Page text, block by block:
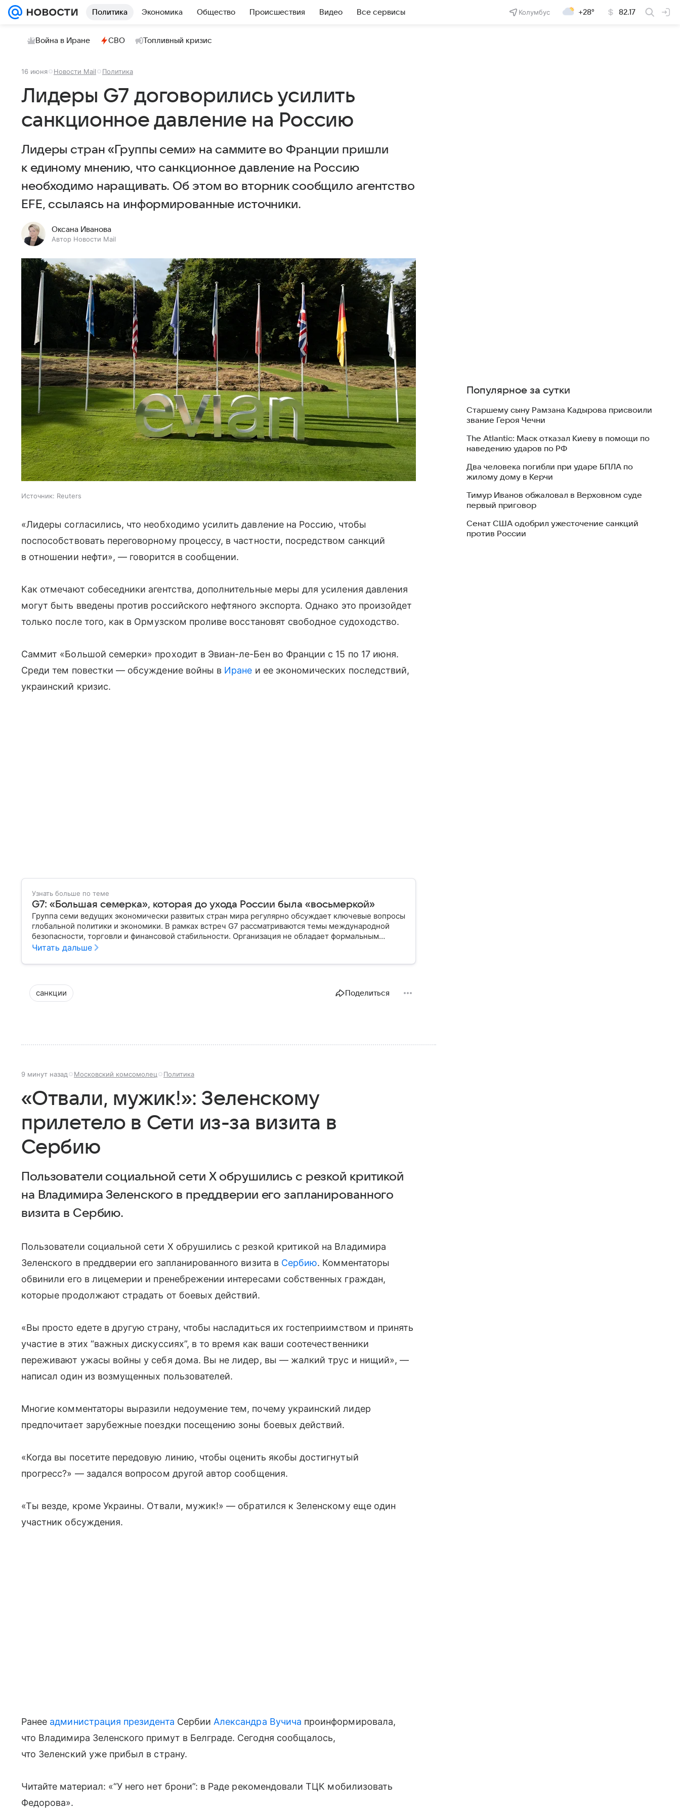
Политика Экономика Общество Происшествия Видео Все сервисы Колумбус +28° 82.17
Война в Иране СВО Топливный кризис
16 июня Новости Mail Политика
Лидеры G7 договорились усилить
санкционное давление на Россию
Лидеры стран «Группы семи» на саммите во Франции пришли
к единому мнению, что санкционное давление на Россию
необходимо наращивать. Об этом во вторник сообщило агентство
EFE, ссылаясь на информированные источники.
Оксана Иванова
Автор Новости Mail
Источник: Reuters
«Лидеры согласились, что необходимо усилить давление на Россию, чтобы
поспособствовать переговорному процессу, в частности, посредством санкций
в отношении нефти», — говорится в сообщении.
Как отмечают собеседники агентства, дополнительные меры для усиления давления
могут быть введены против российского нефтяного экспорта. Однако это произойдет
только после того, как в Ормузском проливе восстановят свободное судоходство.
Саммит «Большой семерки» проходит в Эвиан-ле-Бен во Франции с 15 по 17 июня.
Среди тем повестки — обсуждение войны в Иране и ее экономических последствий,
украинский кризис.
Узнать больше по теме
G7: «Большая семерка», которая до ухода России была «восьмеркой»
Группа семи ведущих экономически развитых стран мира регулярно обсуждает ключевые вопросы
глобальной политики и экономики. В рамках встреч G7 рассматриваются темы международной
безопасности, торговли и финансовой стабильности. Организация не обладает формальным
статусом, но ее решения оказывают влияние на мировые процессы.
Читать дальше
санкции Поделиться
9 минут назад Московский комсомолец Политика
«Отвали, мужик!»: Зеленскому
прилетело в Сети из-за визита в
Сербию
Пользователи социальной сети X обрушились с резкой критикой
на Владимира Зеленского в преддверии его запланированного
визита в Сербию.
Пользователи социальной сети X обрушились с резкой критикой на Владимира
Зеленского в преддверии его запланированного визита в Сербию. Комментаторы
обвинили его в лицемерии и пренебрежении интересами собственных граждан,
которые продолжают страдать от боевых действий.
«Вы просто едете в другую страну, чтобы насладиться их гостеприимством и принять
участие в этих “важных дискуссиях”, в то время как ваши соотечественники
переживают ужасы войны у себя дома. Вы не лидер, вы — жалкий трус и нищий», —
написал один из возмущенных пользователей.
Многие комментаторы выразили недоумение тем, почему украинский лидер
предпочитает зарубежные поездки посещению зоны боевых действий.
«Когда вы посетите передовую линию, чтобы оценить якобы достигнутый
прогресс?» — задался вопросом другой автор сообщения.
«Ты везде, кроме Украины. Отвали, мужик!» — обратился к Зеленскому еще один
участник обсуждения.
Ранее администрация президента Сербии Александра Вучича проинформировала,
что Владимира Зеленского примут в Белграде. Сегодня сообщалось,
что Зеленский уже прибыл в страну.
Читайте материал: «“У него нет брони”: в Раде рекомендовали ТЦК мобилизовать
Федорова».
Популярное за сутки
Старшему сыну Рамзана Кадырова присвоили
звание Героя Чечни
The Atlantic: Маск отказал Киеву в помощи по
наведению ударов по РФ
Два человека погибли при ударе БПЛА по
жилому дому в Керчи
Тимур Иванов обжаловал в Верховном суде
первый приговор
Сенат США одобрил ужесточение санкций
против России